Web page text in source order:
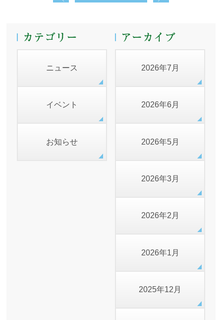
ニュース
イベント
お知らせ
2026年7月
2026年6月
2026年5月
2026年3月
2026年2月
2026年1月
2025年12月